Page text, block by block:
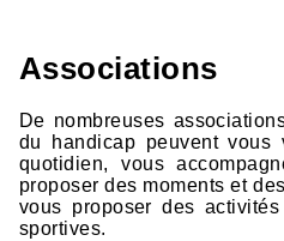
Associations
De nombreuses
du handicap peuvent
quotidien, vous
proposer des moments et
vous proposer des
sportives.